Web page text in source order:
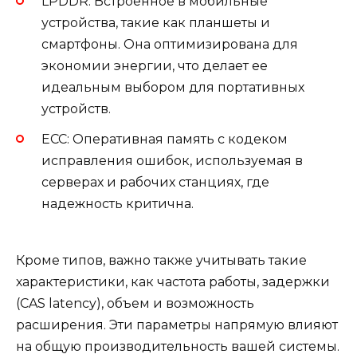
устройства, такие как планшеты и
смартфоны. Она оптимизирована для
экономии энергии, что делает ее
идеальным выбором для портативных
устройств.
ECC: Оперативная память с кодеком
исправления ошибок, используемая в
серверах и рабочих станциях, где
надежность критична.
Кроме типов, важно также учитывать такие
характеристики, как частота работы, задержки
(CAS latency), объем и возможность
расширения. Эти параметры напрямую влияют
на общую производительность вашей системы.